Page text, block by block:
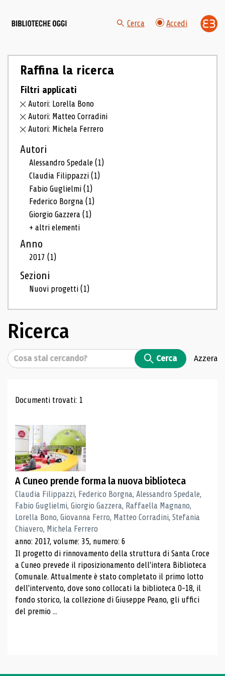
Cerca Accedi
Raffina la ricerca
Filtri applicati
Autori: Lorella Bono
Autori: Matteo Corradini
Autori: Michela Ferrero
Autori
Alessandro Spedale(1)
Claudia Filippazzi(1)
Fabio Guglielmi(1)
Federico Borgna(1)
Giorgio Gazzera(1)
+ altri elementi
Anno
2017(1)
Sezioni
Nuovi progetti(1)
Ricerca
Cerca Cerca Azzera
Risultati di ricerca
Documenti trovati: 1
A Cuneo prende forma la nuova biblioteca
Claudia Filippazzi, Federico Borgna, Alessandro Spedale,
Fabio Guglielmi, Giorgio Gazzera, Raffaella Magnano,
Lorella Bono, Giovanna Ferro, Matteo Corradini, Stefania
Chiavero, Michela Ferrero
anno: 2017, volume: 35, numero: 6
Il progetto di rinnovamento della struttura di Santa Croce
a Cuneo prevede il riposizionamento dell'intera Biblioteca
Comunale. Attualmente è stato completato il primo lotto
dell'intervento, dove sono collocati la biblioteca 0-18, il
fondo storico, la collezione di Giuseppe Peano, gli uffici
del premio ...